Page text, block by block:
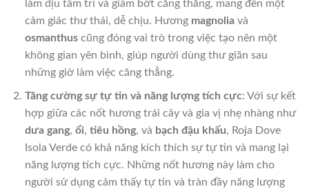
làm dịu tâm trí và giảm bớt căng thẳng, mang đến một
cảm giác thư thái, dễ chịu. Hương magnoliavà
osmanthuscũng đóng vai trò trong việc tạo nên một
không gian yên bình, giúp người dùng thư giãn sau
những giờ làm việc căng thẳng.
Tăng cường sự tự tin và năng lượng tích cực: Với sự kết
hợp giữa các nốt hương trái cây và gia vị nhẹ nhàng như
dưa gang, ổi, tiêu hồng, và bạch đậu khấu, Roja Dove
Isola Verde có khả năng kích thích sự tự tin và mang lại
năng lượng tích cực. Những nốt hương này làm cho
người sử dụng cảm thấy tự tin và tràn đầy năng lượng